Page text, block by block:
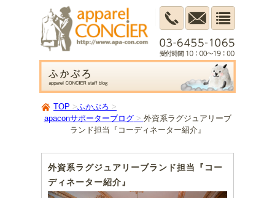
TOP
ふかぶろ
apaconサポーターブログ
外資系ラグジュアリーブ
ランド担当『コーディネーター紹介』
外資系ラグジュアリーブランド担当『コー
ディネーター紹介』